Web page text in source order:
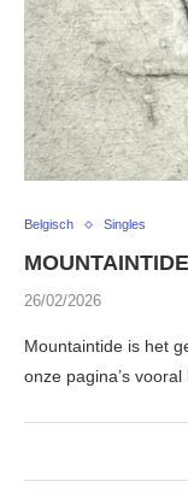
Belgisch Singles
26/02/2026
Mountaintide is het
onze pagina’s